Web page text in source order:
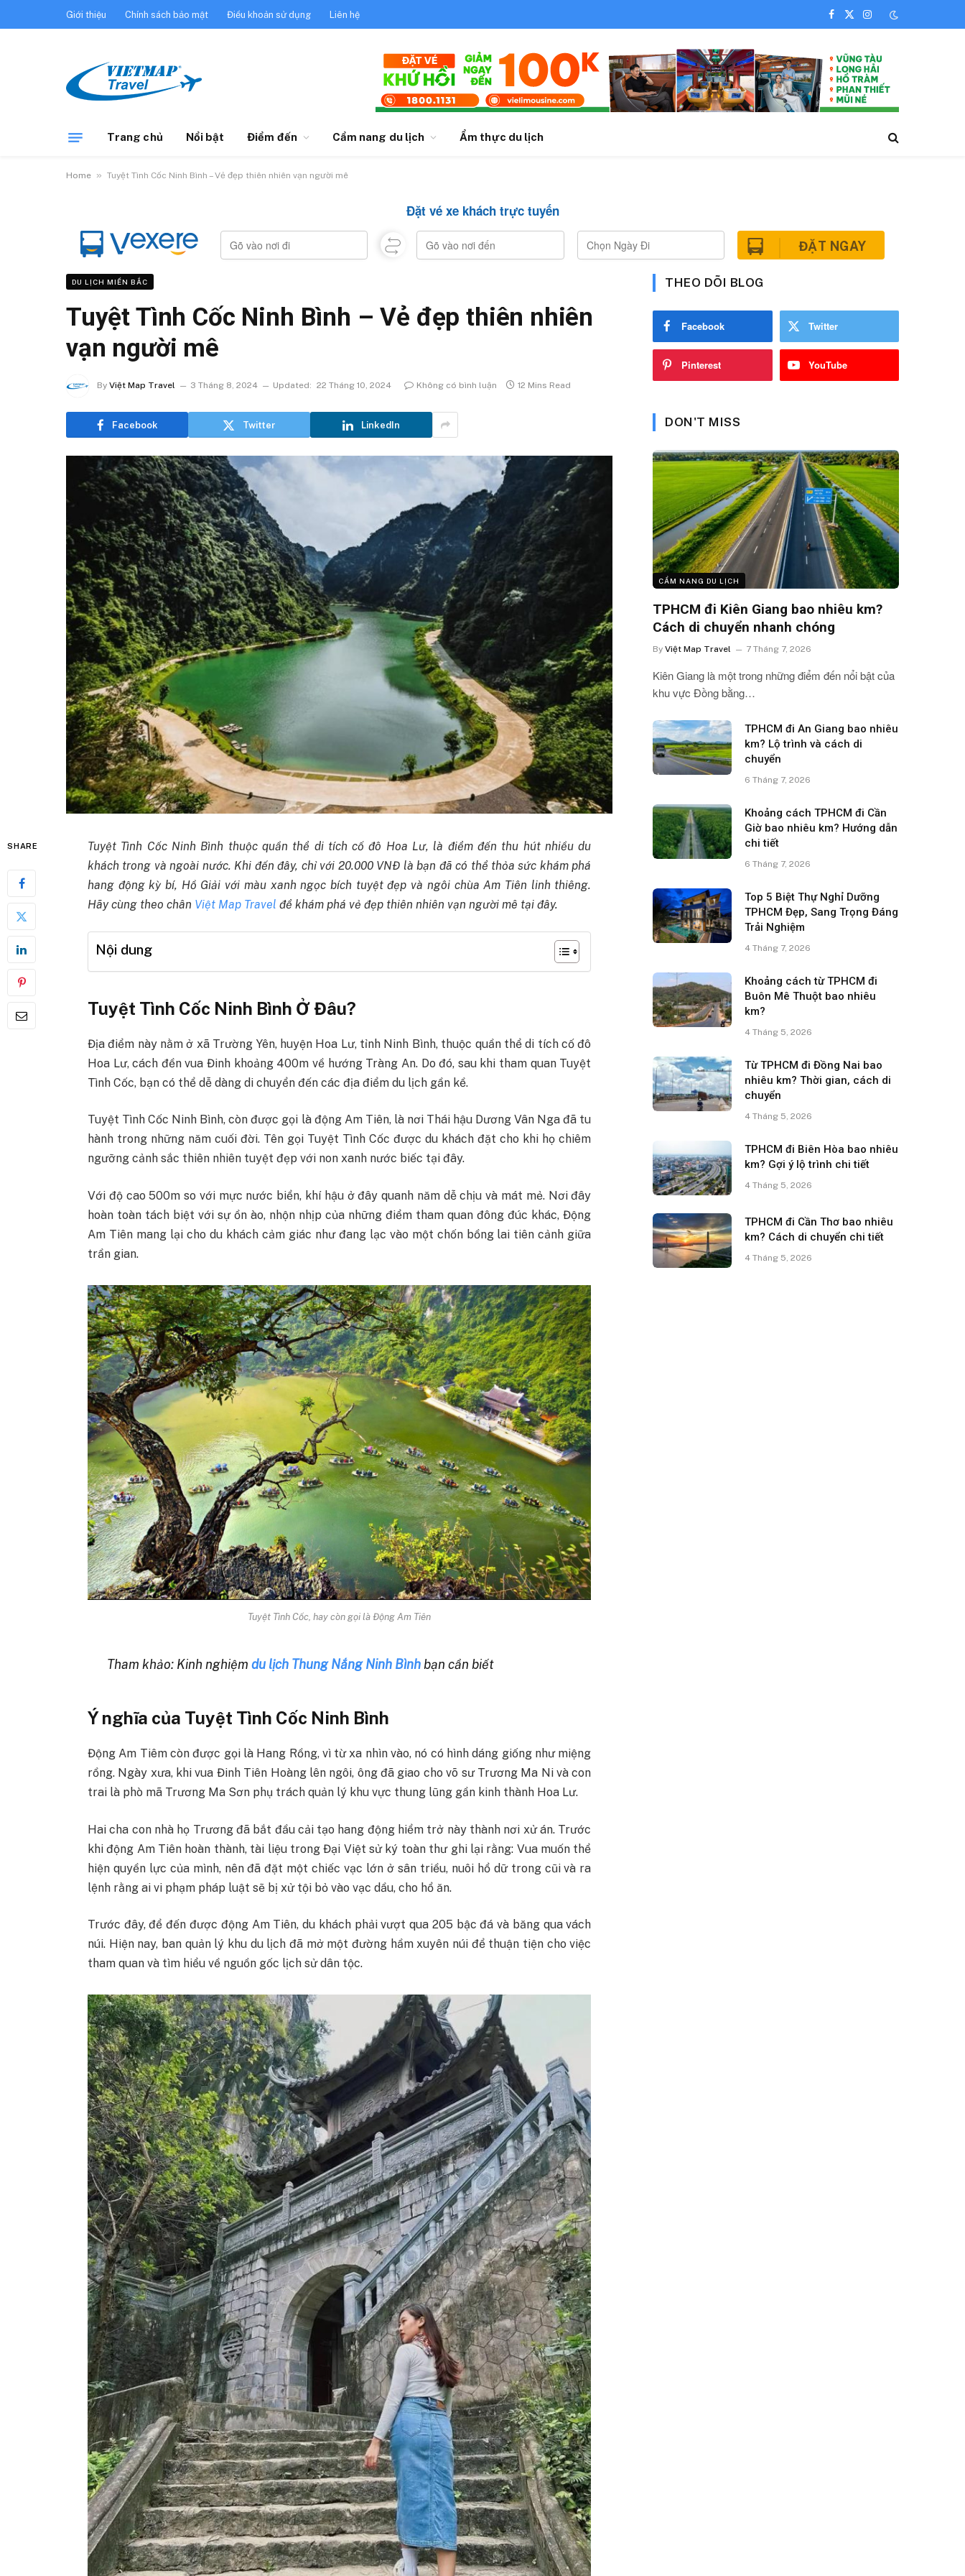
Giới thiệu Chính sách bảo mật Điều khoản sử dụng Liên hệ Facebook
X
Instagram
Trang chủ Nổi bật Điểm đến Cẩm nang du lịch Ẩm thực du lịch
Home » Tuyệt Tình Cốc Ninh Bình – Vẻ đẹp thiên nhiên vạn người mê
Đặt vé xe khách trực tuyến
ĐẶT NGAY
DU LỊCH MIỀN BẮC
Tuyệt Tình Cốc Ninh Bình – Vẻ đẹp thiên nhiên
vạn người mê
By Việt Map Travel 3 Tháng 8, 2024 Updated: 22 Tháng 10, 2024 Không có bình luận 12 Mins Read
Facebook Twitter LinkedIn
SHARE
Tuyệt Tình Cốc Ninh Bình thuộc quần thể di tích cố đô Hoa Lư, là điểm đến thu hút nhiều du
khách trong và ngoài nước. Khi đến đây, chỉ với 20.000 VNĐ là bạn đã có thể thỏa sức khám phá
hang động kỳ bí, Hồ Giải với màu xanh ngọc bích tuyệt đẹp và ngôi chùa Am Tiên linh thiêng.
Hãy cùng theo chân Việt Map Travel để khám phá vẻ đẹp thiên nhiên vạn người mê tại đây.
Nội dung
Tuyệt Tình Cốc Ninh Bình Ở Đâu?
Địa điểm này nằm ở xã Trường Yên, huyện Hoa Lư, tỉnh Ninh Bình, thuộc quần thể di tích cố đô
Hoa Lư, cách đền vua Đinh khoảng 400m về hướng Tràng An. Do đó, sau khi tham quan Tuyệt
Tình Cốc, bạn có thể dễ dàng di chuyển đến các địa điểm du lịch gần kề.
Tuyệt Tình Cốc Ninh Bình, còn được gọi là động Am Tiên, là nơi Thái hậu Dương Vân Nga đã tu
hành trong những năm cuối đời. Tên gọi Tuyệt Tình Cốc được du khách đặt cho khi họ chiêm
ngưỡng cảnh sắc thiên nhiên tuyệt đẹp với non xanh nước biếc tại đây.
Với độ cao 500m so với mực nước biển, khí hậu ở đây quanh năm dễ chịu và mát mẻ. Nơi đây
hoàn toàn tách biệt với sự ồn ào, nhộn nhịp của những điểm tham quan đông đúc khác, Động
Am Tiên mang lại cho du khách cảm giác như đang lạc vào một chốn bồng lai tiên cảnh giữa
trần gian.
Tuyệt Tình Cốc, hay còn gọi là Động Am Tiên
Tham khảo: Kinh nghiệm du lịch Thung Nắng Ninh Bìnhbạn cần biết
Ý nghĩa của Tuyệt Tình Cốc Ninh Bình
Động Am Tiêm còn được gọi là Hang Rồng, vì từ xa nhìn vào, nó có hình dáng giống như miệng
rồng. Ngày xưa, khi vua Đinh Tiên Hoàng lên ngôi, ông đã giao cho võ sư Trương Ma Ni và con
trai là phò mã Trương Ma Sơn phụ trách quản lý khu vực thung lũng gần kinh thành Hoa Lư.
Hai cha con nhà họ Trương đã bắt đầu cải tạo hang động hiểm trở này thành nơi xử án. Trước
khi động Am Tiên hoàn thành, tài liệu trong Đại Việt sử ký toàn thư ghi lại rằng: Vua muốn thể
hiện quyền lực của mình, nên đã đặt một chiếc vạc lớn ở sân triều, nuôi hổ dữ trong cũi và ra
lệnh rằng ai vi phạm pháp luật sẽ bị xử tội bỏ vào vạc dầu, cho hổ ăn.
Trước đây, để đến được động Am Tiên, du khách phải vượt qua 205 bậc đá và băng qua vách
núi. Hiện nay, ban quản lý khu du lịch đã mở một đường hầm xuyên núi để thuận tiện cho việc
tham quan và tìm hiểu về nguồn gốc lịch sử dân tộc.
THEO DÕI BLOG
Facebook Twitter
Pinterest YouTube
DON'T MISS
CẨM NANG DU LỊCH
TPHCM đi Kiên Giang bao nhiêu km?
Cách di chuyển nhanh chóng
By Việt Map Travel 7 Tháng 7, 2026
Kiên Giang là một trong những điểm đến nổi bật của
khu vực Đồng bằng…
TPHCM đi An Giang bao nhiêu
km? Lộ trình và cách di
chuyển
6 Tháng 7, 2026
Khoảng cách TPHCM đi Cần
Giờ bao nhiêu km? Hướng dẫn
chi tiết
6 Tháng 7, 2026
Top 5 Biệt Thự Nghỉ Dưỡng
TPHCM Đẹp, Sang Trọng Đáng
Trải Nghiệm
4 Tháng 7, 2026
Khoảng cách từ TPHCM đi
Buôn Mê Thuột bao nhiêu
km?
4 Tháng 5, 2026
Từ TPHCM đi Đồng Nai bao
nhiêu km? Thời gian, cách di
chuyển
4 Tháng 5, 2026
TPHCM đi Biên Hòa bao nhiêu
km? Gợi ý lộ trình chi tiết
4 Tháng 5, 2026
TPHCM đi Cần Thơ bao nhiêu
km? Cách di chuyển chi tiết
4 Tháng 5, 2026